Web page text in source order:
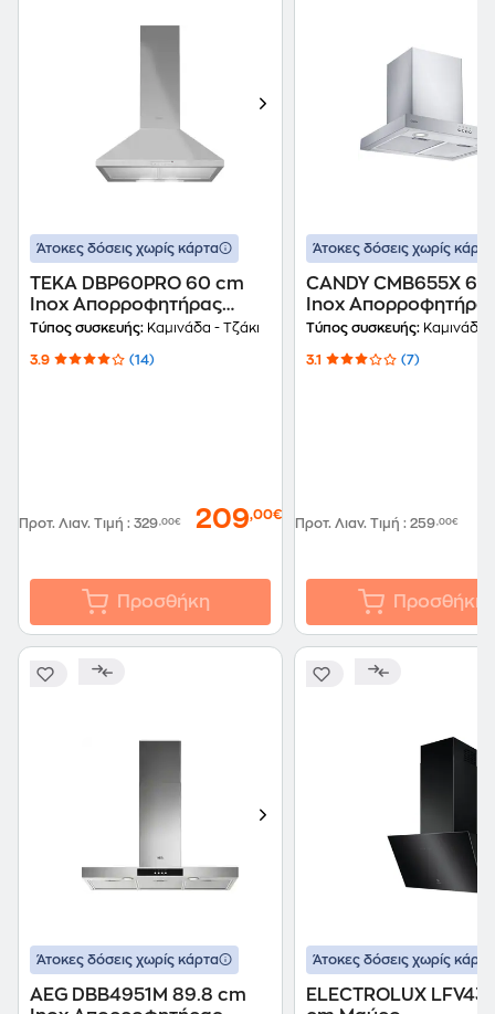
Άτοκες δόσεις χωρίς κάρτα
TEKA DBP60PRO 60 cm
Inox Απορροφητήρας
Καμινάδα Τζάκι
Τύπος συσκευής: Καμινάδα - Τζάκι
3.9 (14)
Προτ. Λιαν. Τιμή : 329,00€ 209,00€
Προσθήκη
Άτοκες δόσεις χωρίς κάρτα
CANDY CMB655X
Inox
Καμινάδα - Τζάκι
Τύπος συσκευής: Καμινάδα
3.1 (7)
Προτ. Λιαν. Τιμή : 259,00€
Προσθήκη
Άτοκες δόσεις χωρίς κάρτα
AEG DBB4951M 89.8 cm
Άτοκες δόσεις χωρίς κάρτα
ELECTROLUX